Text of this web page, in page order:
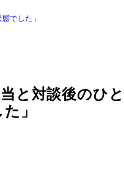
でした」
と対談後のひと
」